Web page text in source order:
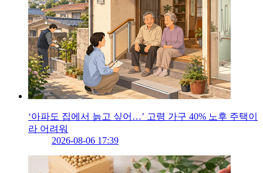
‘아파도 집에서 늙고 싶어…’ 고령 가구 40% 노후 주택이
라 어려워
2026-08-06 17:39